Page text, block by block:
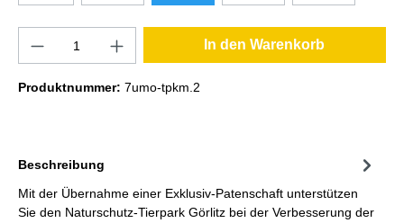
In den Warenkorb
Produktnummer: 7umo-tpkm.2
Beschreibung
Mit der Übernahme einer Exklusiv-Patenschaft unterstützen
Sie den Naturschutz-Tierpark Görlitz bei der Verbesserung der